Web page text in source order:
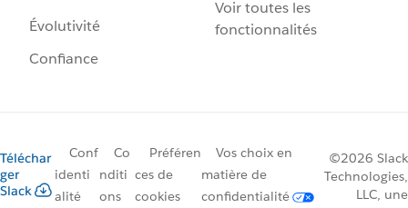
Évolutivité
Confiance
Voir toutes les
fonctionnalités
Téléchar
ger
Slack
Conf
identi
alité
Co
nditi
ons
Préféren
ces de
cookies
Vos choix en
matière de
confidentialité
©2026 Slack
Technologies,
LLC, une